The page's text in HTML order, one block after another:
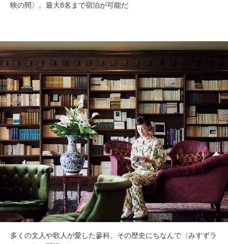
映の間〉。最大8名まで宿泊が可能だ
多くの文人や歌人が愛した蓼科。その歴史にちなんで〈みすずラ